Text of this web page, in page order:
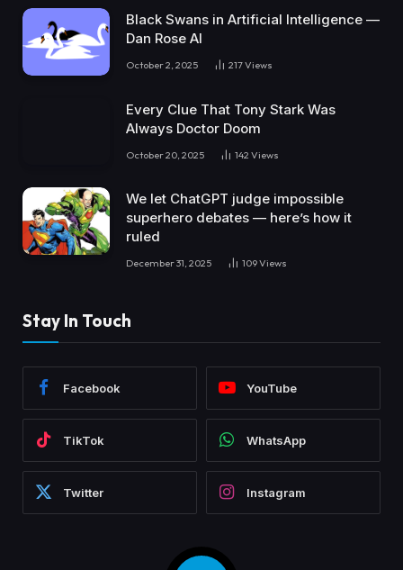
Black Swans in Artificial Intelligence —
Dan Rose AI
October 2, 2025 217Views
Every Clue That Tony Stark Was
Always Doctor Doom
October 20, 2025 142 Views
We let ChatGPT judge impossible
superhero debates — here’s how it
ruled
December 31, 2025 109Views
Stay In Touch
Facebook YouTube
TikTok WhatsApp
Twitter Instagram